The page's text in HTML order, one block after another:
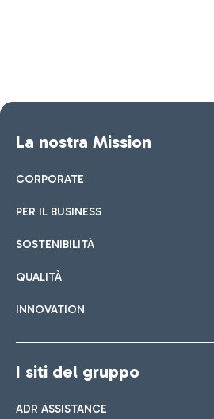
La nostra Mission
CORPORATE
PER IL BUSINESS
SOSTENIBILITÀ
QUALITÀ
INNOVATION
I siti del gruppo
ADR ASSISTANCE